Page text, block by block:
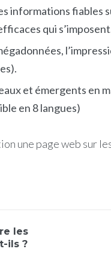
informations fiables
qui
et émergents en
en 8 langues)
une page web sur
les
ils ?